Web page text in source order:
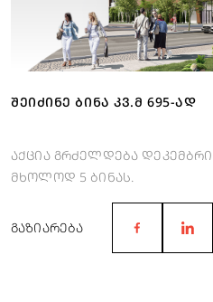
ᲨᲔᲘᲫᲘᲜᲔ ᲑᲘᲜᲐ ᲙᲕ.Მ 695-ᲐᲓ
აქცია გრძელდება
მხოლოდ 5 ბინას.
ᲒᲐᲖᲘᲐᲠᲔᲑᲐ